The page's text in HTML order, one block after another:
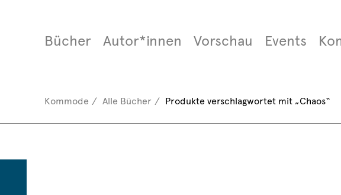
Bücher Autor*innen Vorschau Events
Kommode Alle Bücher Produkte verschlagwortet mit „Chaos“